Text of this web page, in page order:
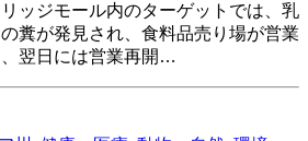
ッジモール内のターゲットでは、乳
糞が発見され、食料品売り場が営業
翌日には営業再開…